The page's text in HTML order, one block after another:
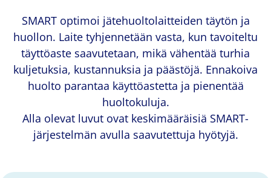
SMART optimoi jätehuoltolaitteiden täytön ja
huollon. Laite tyhjennetään vasta, kun tavoiteltu
täyttöaste saavutetaan, mikä vähentää turhia
kuljetuksia, kustannuksia ja päästöjä. Ennakoiva
huolto parantaa käyttöastetta ja pienentää
huoltokuluja.
Alla olevat luvut ovat keskimääräisiä SMART-
järjestelmän avulla saavutettuja hyötyjä.